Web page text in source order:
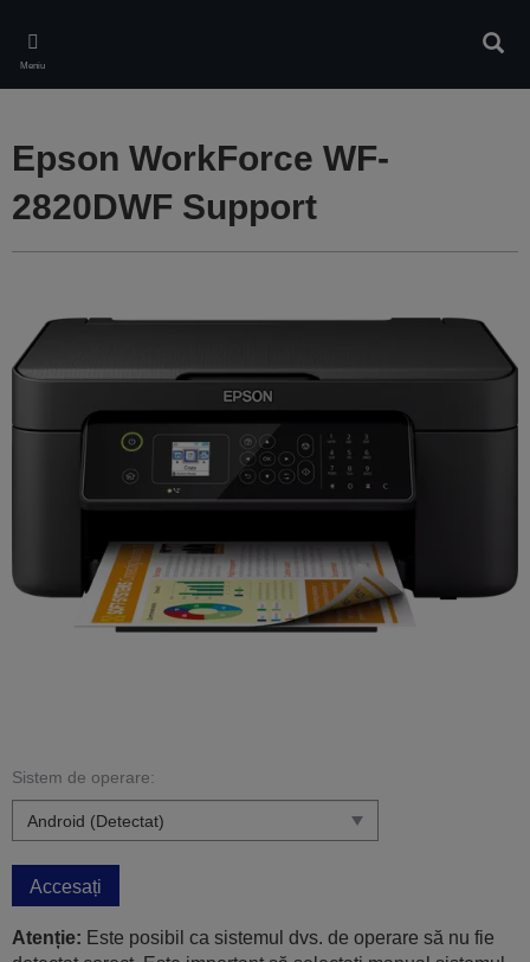
main
content
Meniu
Epson WorkForce WF-
2820DWF Support
Sistem de operare:
Accesați
Atenție: Este posibil ca sistemul dvs. de operare să nu fie